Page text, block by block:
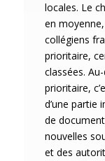
locales. Le
en
collégiens
prioritaire,
classées.
prioritaire,
d’une partie
de
nouvelles
et des